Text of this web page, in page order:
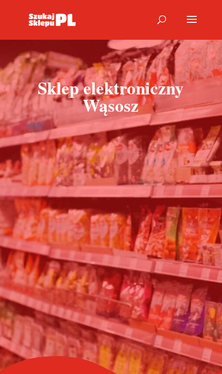
Sklep elektroniczny
Wąsosz